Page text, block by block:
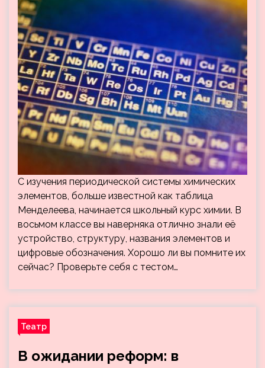
С изучения периодической системы химических
элементов, больше известной как таблица
Менделеева, начинается школьный курс химии. В
восьмом классе вы наверняка отлично знали её
устройство, структуру, названия элементов и
цифровые обозначения. Хорошо ли вы помните их
сейчас? Проверьте себя с тестом…
Театр
В ожидании реформ: в